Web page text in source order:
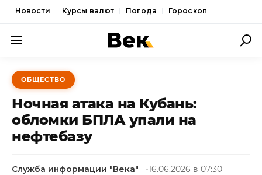
Новости Курсы валют Погода Гороскоп
ПОЛИТИКА
ЭКОНОМИКА
ОБЩЕСТВО
СПОРТ
ОБЩЕСТВО
Ночная атака на Кубань:
обломки БПЛА упали на
нефтебазу
Служба информации "Века" 16.06.2026 в 07:30